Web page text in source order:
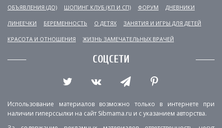
ОБЪЯВЛЕНИЯ (ДО) ШОПИНГ КЛУБ (КП И СП) ФОРУМ ДНЕВНИКИ
ЛИНЕЕЧКИ БЕРЕМЕННОСТЬ О ДЕТЯХ ЗАНЯТИЯ И ИГРЫ ДЛЯ ДЕТЕЙ
КРАСОТА И ОТНОШЕНИЯ ЖИЗНЬ ЗАМЕЧАТЕЛЬНЫХ ВРАЧЕЙ
СОЦСЕТИ
Использование материалов возможно только в интернете при
наличии гиперссылки на сайт Sibmama.ru и с указанием авторства.